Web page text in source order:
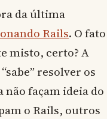
da última
Rails. O fato
misto, certo? A
resolver os
façam ideia do
o Rails, outros